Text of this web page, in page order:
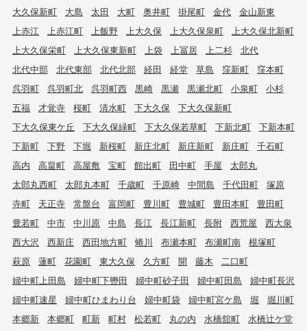
大久保新町
大島 太田 大町 奥井町 掛尾町 金代
金山新東
上赤江
上赤江町 上飯野 上大久保 上大久保泉町
上大久保北新町
上大久保栄町
上大久保東新町 上袋 上冨居 上二杉
北代
北代中部
北代東部 北代北部 経田 経堂 草島 窪新町
窪本町
呉羽町
呉羽町北 呉羽町西 黒崎 黒瀬 黒瀬北町 小泉町
小杉
五福
才覚寺 桜町 清水町 下大久保
下大久保新町
下大久保東ケ丘
下大久保緑町 下大久保若草町 下新北町
下新本町
下新町
下野 下堀 新桜町 新庄北町 新庄新町 新庄町
千石町
高内
高畠町 高屋敷 宝町 館出町 田中町 手屋
太郎丸
太郎丸西町
太郎丸本町 千歳町 千原崎 中間島 千代田町
塚原
寺町
天正寺 常盤台 富岡町 豊川町 豊城町 豊田本町
豊田町
豊若町
中市 中川原 中島 長江 長江新町 長附 西荒屋
西大泉
西大沢
西新庄 西田地方町 蜷川 布瀬本町 布瀬町南
根塚町
萩原
蓮町 花園町 東大久保 久方町 開 藤木
二口町
婦中町上田島
婦中町下轡田 婦中町砂子田 婦中町田島
婦中町長沢
婦中町速星
婦中町ひまわり台 婦中町袋 婦中町宮ケ島 堀
堀川町
本郷新
本郷町 町新 町村 松若町 丸の内 水橋舘町
水橋辻ケ堂